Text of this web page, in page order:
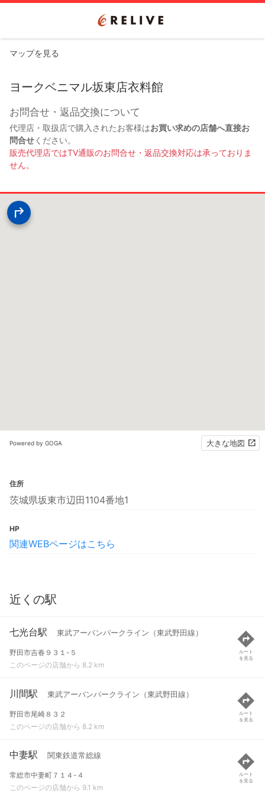
マップを見る
ヨークベニマル坂東店衣料館
お問合せ・返品交換について
代理店・取扱店で購入されたお客様はお買い求めの店舗へ直接お
問合せください。
販売代理店ではTV通販のお問合せ・返品交換対応は承っておりま
せん。
Powered by GOGA 大きな地図
住所
茨城県坂東市辺田1104番地1
HP
関連WEBページはこちら
近くの駅
七光台駅 東武アーバンパークライン（東武野田線）
野田市吉春９３１-５
このページの店舗から 8.2 km
ルート
を見る
川間駅 東武アーバンパークライン（東武野田線）
野田市尾崎８３２
このページの店舗から 8.2 km
ルート
を見る
中妻駅 関東鉄道常総線
常総市中妻町７１４-４
このページの店舗から 9.1 km
ルート
を見る